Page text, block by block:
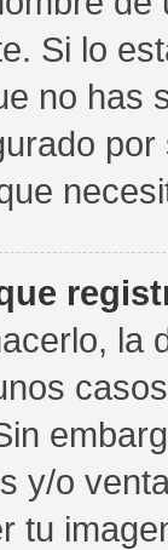
Si lo
no has
la
y/o
tu